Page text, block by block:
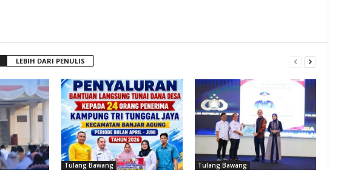
LEBIH DARI PENULIS
Tulang Bawang Tulang Bawang